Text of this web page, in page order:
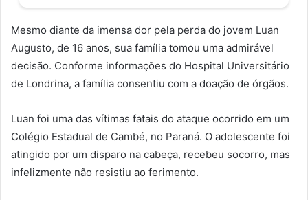
Mesmo diante da imensa dor pela perda do jovem Luan
Augusto, de 16 anos, sua família tomou uma admirável
decisão. Conforme informações do Hospital Universitário
de Londrina, a família consentiu com a doação de órgãos.
Luan foi uma das vítimas fatais do ataque ocorrido em um
Colégio Estadual de Cambé, no Paraná. O adolescente foi
atingido por um disparo na cabeça, recebeu socorro, mas
infelizmente não resistiu ao ferimento.